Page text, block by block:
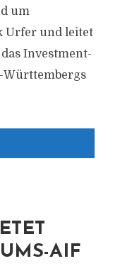
um
Urfer und leitet
Investment-
Württembergs
AIF